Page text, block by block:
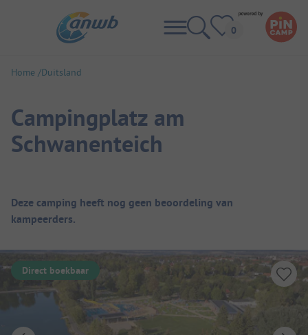
Home Duitsland
Campingplatz am
Schwanenteich
Camping overzicht
Deze camping heeft nog geen beoordeling van
kampeerders.
Direct boekbaar